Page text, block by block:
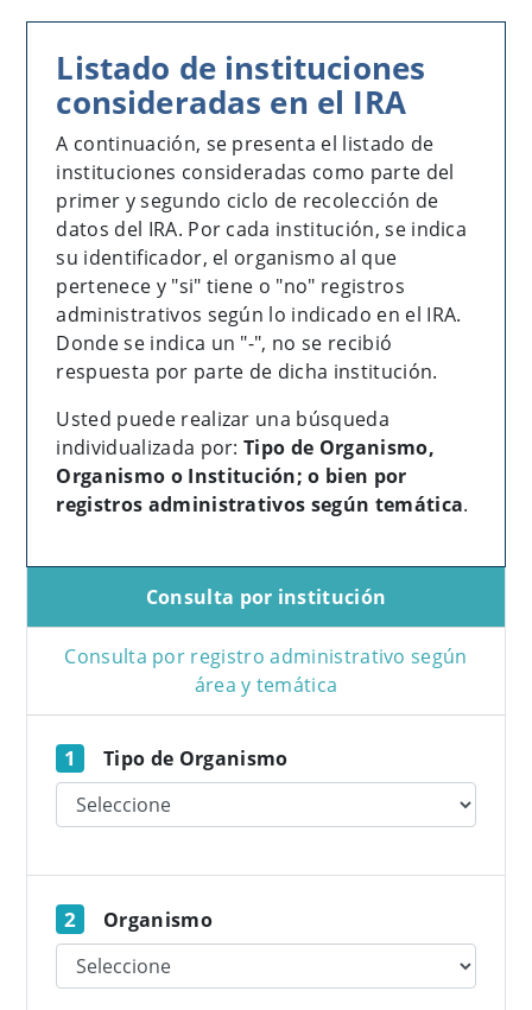
Listado de instituciones
consideradas en el IRA
A continuación, se presenta el listado de
instituciones consideradas como parte del
primer y segundo ciclo de recolección de
datos del IRA. Por cada institución, se indica
su identificador, el organismo al que
pertenece y "si" tiene o "no" registros
administrativos según lo indicado en el IRA.
Donde se indica un "-", no se recibió
respuesta por parte de dicha institución.
Usted puede realizar una búsqueda
individualizada por:Tipo de Organismo,
Organismo o Institución; o bien por
registros administrativos según temática.
Consulta por institución
Consulta por registro administrativo según
área y temática
1 Tipo de Organismo
2 Organismo